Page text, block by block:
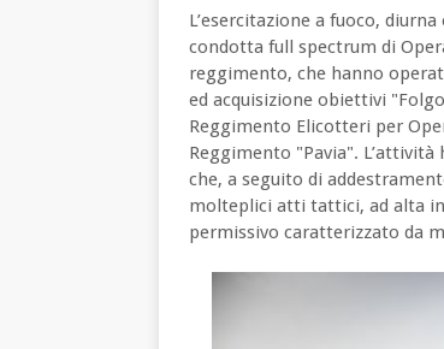
L’esercitazione a fuoco,
condotta full spectrum di
reggimento, che hanno
ed acquisizione obiettivi
Reggimento Elicotteri per
Reggimento "Pavia".
che, a seguito di
molteplici atti tattici, ad alta
permissivo caratterizzato da